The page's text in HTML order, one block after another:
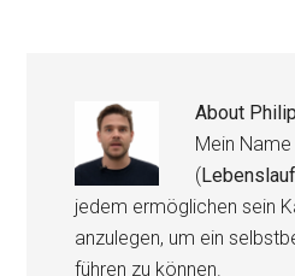
About
Mein
(
jedem ermöglichen sein
anzulegen, um ein
führen zu können.